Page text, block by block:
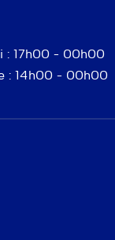
: 17h00 - 00h00
: 14h00 - 00h00